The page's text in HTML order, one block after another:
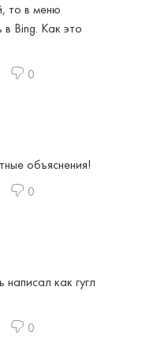
то в меню
в Bing. Как это
0
объяснения!
0
написал как гугл
0